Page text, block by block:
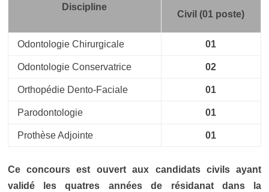
Discipline
Civil (01 poste)
Odontologie Chirurgicale 01
Odontologie Conservatrice 02
Orthopédie Dento-Faciale 01
Parodontologie 01
Prothèse Adjointe 01
Ce concours est ouvert aux candidats civils ayant
validé les quatres années de résidanat dans la